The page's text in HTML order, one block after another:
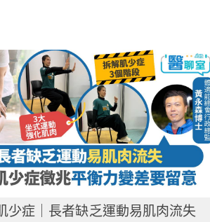
少症｜長者缺乏運動易肌肉流失